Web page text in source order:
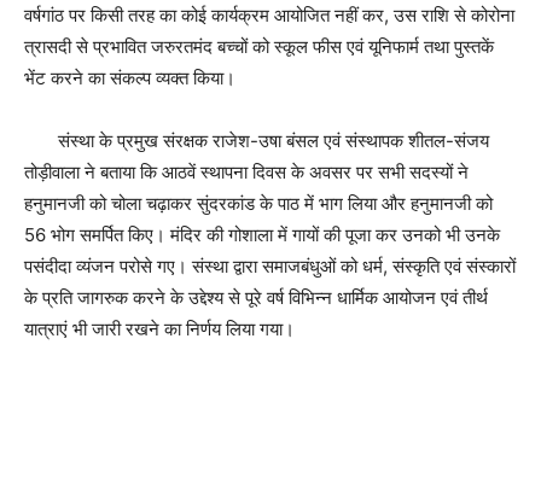
वर्षगांठ पर किसी तरह का कोई कार्यक्रम आयोजित नहीं कर, उस राशि से कोरोना
त्रासदी से प्रभावित जरुरतमंद बच्चों को स्कूल फीस एवं यूनिफार्म तथा पुस्तकें
भेंट करने का संकल्प व्यक्त किया।
संस्था के प्रमुख संरक्षक राजेश-उषा बंसल एवं संस्थापक शीतल-संजय
तोड़ीवाला ने बताया कि आठवें स्थापना दिवस के अवसर पर सभी सदस्यों ने
हनुमानजी को चोला चढ़ाकर सुंदरकांड के पाठ में भाग लिया और हनुमानजी को
56 भोग समर्पित किए। मंदिर की गोशाला में गायों की पूजा कर उनको भी उनके
पसंदीदा व्यंजन परोसे गए। संस्था द्वारा समाजबंधुओं को धर्म, संस्कृति एवं संस्कारों
के प्रति जागरुक करने के उद्देश्य से पूरे वर्ष विभिन्न धार्मिक आयोजन एवं तीर्थ
यात्राएं भी जारी रखने का निर्णय लिया गया।